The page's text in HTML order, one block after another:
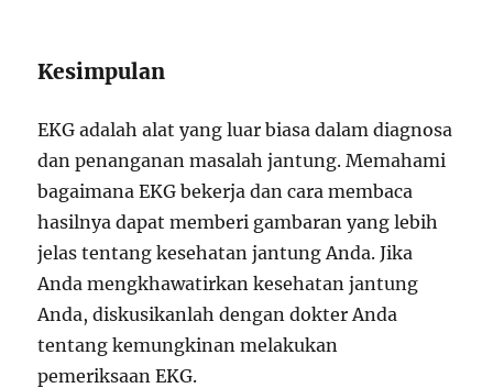
Kesimpulan
EKG adalah alat yang luar biasa dalam diagnosa
dan penanganan masalah jantung. Memahami
bagaimana EKG bekerja dan cara membaca
hasilnya dapat memberi gambaran yang lebih
jelas tentang kesehatan jantung Anda. Jika
Anda mengkhawatirkan kesehatan jantung
Anda, diskusikanlah dengan dokter Anda
tentang kemungkinan melakukan
pemeriksaan EKG.